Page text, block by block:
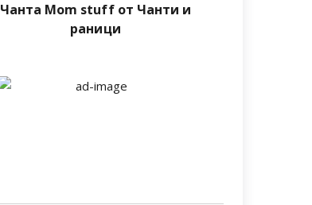
Чанта Mom stuff от Чанти и
раници